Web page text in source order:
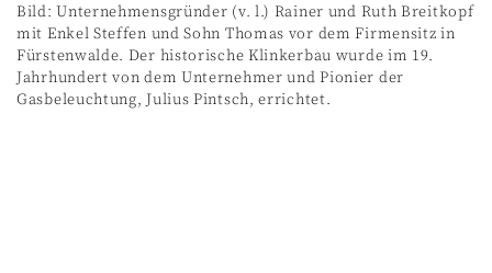
Bild: Unternehmensgründer (v. l.) Rainer und Ruth Breitkopf
mit Enkel Steffen und Sohn Thomas vor dem Firmensitz in
Fürstenwalde. Der historische Klinkerbau wurde im 19.
Jahrhundert von dem Unternehmer und Pionier der
Gasbeleuchtung, Julius Pintsch, errichtet.